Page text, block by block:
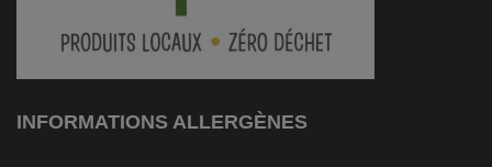
INFORMATIONS ALLERGÈNES